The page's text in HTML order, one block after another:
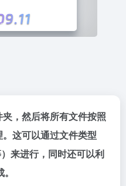
，然后将所有文件按照
这可以通过文件类型
）来进行，同时还可以利